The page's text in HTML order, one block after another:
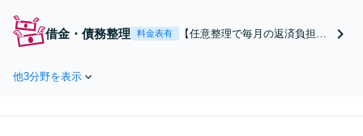
談は毎月100件以上、
借金・債務整理 料金表有
【任意整理で毎月の返済負担を
して再出発しませんか？借金・
他3分野を表示